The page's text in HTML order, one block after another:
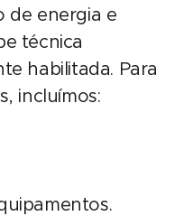
de energia e
técnica
habilitada. Para
incluímos: